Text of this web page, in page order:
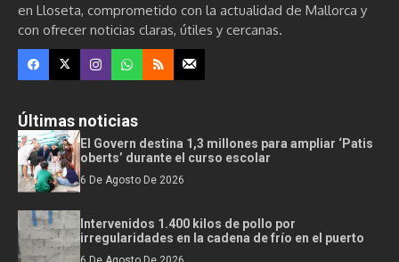
en Lloseta, comprometido con la actualidad de Mallorca y
con ofrecer noticias claras, útiles y cercanas.
Últimas noticias
El Govern destina 1,3 millones para ampliar ‘Patis
oberts’ durante el curso escolar
6 De Agosto De 2026
Intervenidos 1.400 kilos de pollo por
irregularidades en la cadena de frío en el puerto